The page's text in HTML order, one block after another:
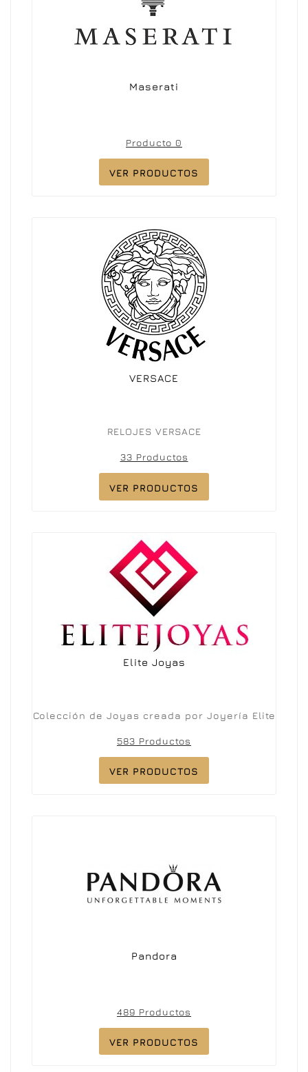
Maserati
Producto 0
VER PRODUCTOS
VERSACE
RELOJES VERSACE
33 Productos
VER PRODUCTOS
Elite Joyas
Colección de Joyas creada por Joyería Elite
583 Productos
VER PRODUCTOS
Pandora
489 Productos
VER PRODUCTOS